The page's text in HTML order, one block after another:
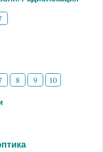
8 9 10